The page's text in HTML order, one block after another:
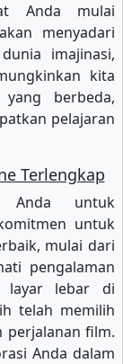
Anda mulai
menyadari
imajinasi,
kita
berbeda,
pelajaran
Terlengkap
Anda untuk
untuk
mulai dari
pengalaman
layar lebar di
telah memilih
perjalanan film.
Anda dalam